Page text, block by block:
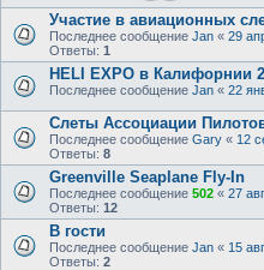
Участие в авиационных
Последнее сообщение Jan « 29
Ответы: 1
HELI EXPO в Калифорнии
Последнее сообщение Jan « 22
Слеты Ассоциации
Последнее сообщение Gary « 12
Ответы: 8
Greenville Seaplane Fly-In
Последнее сообщение 502 « 27
Ответы: 12
В гости
Последнее сообщение Jan « 15
Ответы: 2